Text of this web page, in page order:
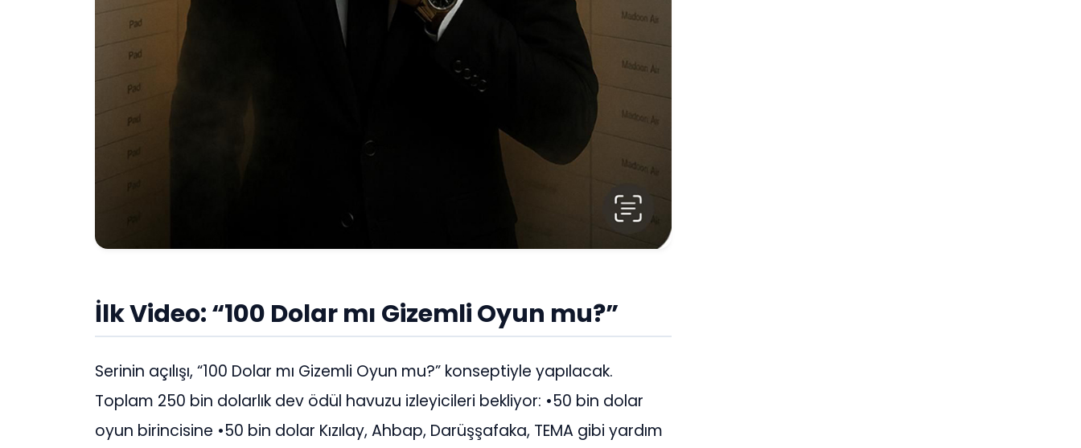
İlk Video: “100 Dolar mı Gizemli Oyun mu?”
Serinin açılışı, “100 Dolar mı Gizemli Oyun mu?” konseptiyle yapılacak.
Toplam 250 bin dolarlık dev ödül havuzu izleyicileri bekliyor: •50 bin dolar
oyun birincisine •50 bin dolar Kızılay, Ahbap, Darüşşafaka, TEMA gibi yardım